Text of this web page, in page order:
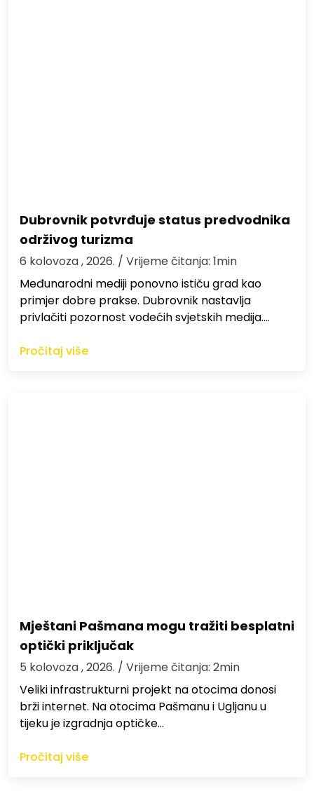
Dubrovnik potvrđuje status predvodnika
održivog turizma
6 kolovoza , 2026. / Vrijeme čitanja: 1min
Međunarodni mediji ponovno ističu grad kao
primjer dobre prakse. Dubrovnik nastavlja
privlačiti pozornost vodećih svjetskih medija.…
Pročitaj više
Mještani Pašmana mogu tražiti besplatni
optički priključak
5 kolovoza , 2026. / Vrijeme čitanja: 2min
Veliki infrastrukturni projekt na otocima donosi
brži internet. Na otocima Pašmanu i Ugljanu u
tijeku je izgradnja optičke…
Pročitaj više